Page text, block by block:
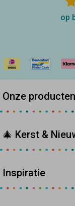
op
Onze producten
🎄 Kerst &
Inspiratie